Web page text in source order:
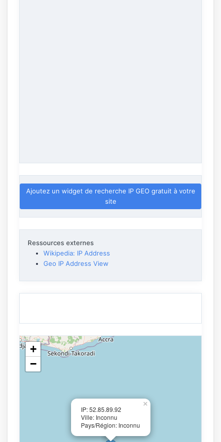
Ajoutez un widget de recherche IP GEO gratuit à votre
site
Ressources externes
Wikipedia: IP Address
Geo IP Address View
IP: 52.85.89.92
Ville: Inconnu
Pays/Région: Inconnu
×
+
−